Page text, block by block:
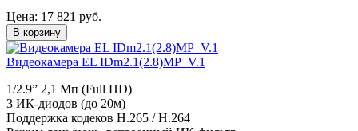
Цена: 17 821 руб.
В корзину
Видеокамера EL IDm2.1(2.8)MP_V.1
1/2.9” 2,1 Мп (Full HD)
3 ИК-диодов (до 20м)
Поддержка кодеков H.265 / H.264